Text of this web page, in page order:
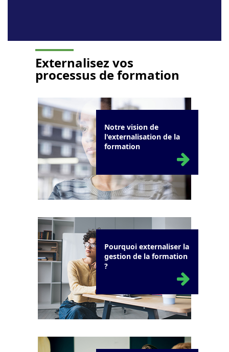
Externalisez vos
processus de formation
Notre vision de
l'externalisation de la
formation
Pourquoi externaliser la
gestion de la formation
?